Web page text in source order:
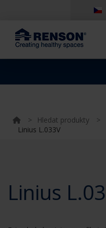
> Hledat produkty >
Linius L.033V
Linius